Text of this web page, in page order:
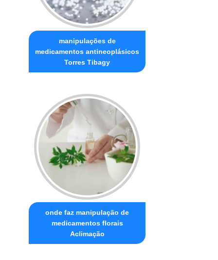
manipulações de
medicamentos antineoplásicos
Torres Tibagy
onde faz manipulação de
medicamentos florais
Aclimação